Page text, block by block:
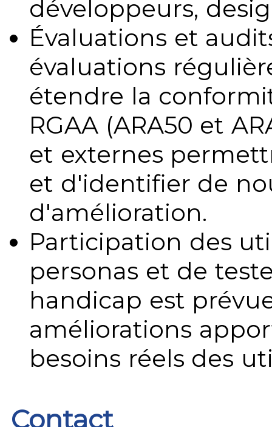
développeurs,
Évaluations et
évaluations
étendre la
RGAA (ARA50 et
et externes
et d'identifier de
d'amélioration.
Participation des
personas et de
handicap est
améliorations
besoins réels des
Contact